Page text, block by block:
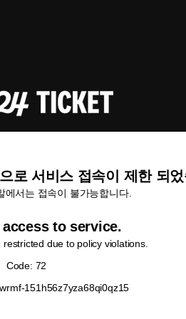
로 서비스 접속이 제한 되
에서는 접속이 불가능합니다.
to service.
due to policy violations.
Code: 72
151h56z7yza68qi0qz15